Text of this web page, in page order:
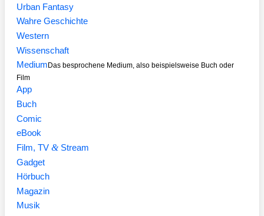
Urban Fantasy
Wahre Geschichte
Western
Wissenschaft
Medium Das besprochene Medium, also beispielsweise Buch oder
Film
App
Buch
Comic
eBook
Film, TV&Stream
Gadget
Hörbuch
Magazin
Musik